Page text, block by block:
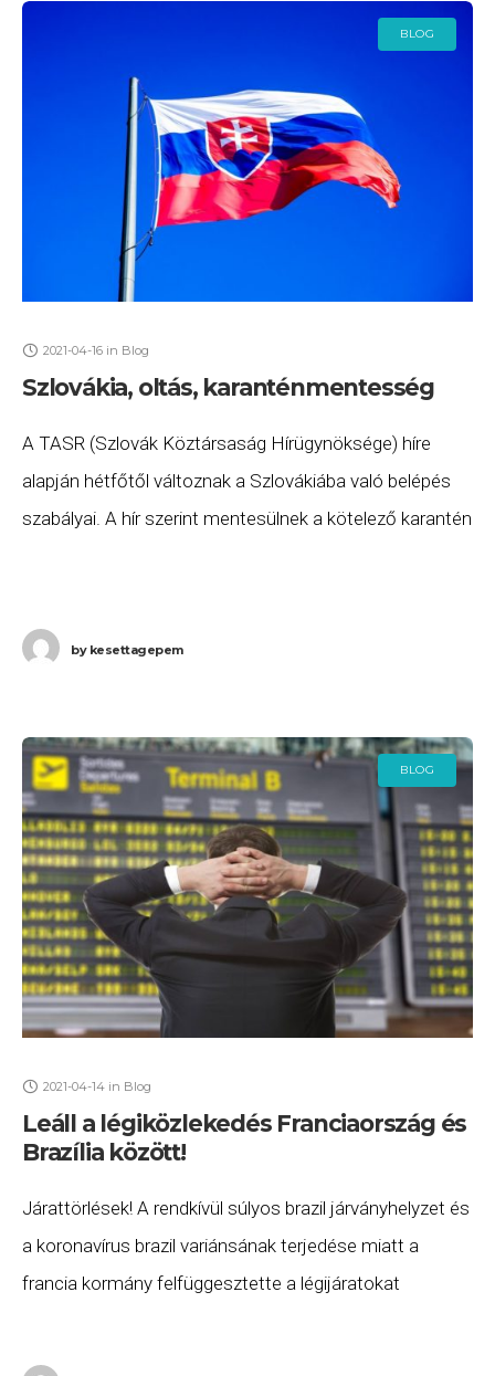
BLOG
2021-04-16 in Blog
Szlovákia, oltás, karanténmentesség
A TASR (Szlovák Köztársaság Hírügynöksége) híre
alapján hétfőtől változnak a Szlovákiába való belépés
szabályai. A hír szerint mentesülnek a kötelező karantén
bykesettagepem
BLOG
2021-04-14 in Blog
Leáll a légiközlekedés Franciaország és
Brazília között!
Járattörlések! A rendkívül súlyos brazil járványhelyzet és
a koronavírus brazil variánsának terjedése miatt a
francia kormány felfüggesztette a légijáratokat